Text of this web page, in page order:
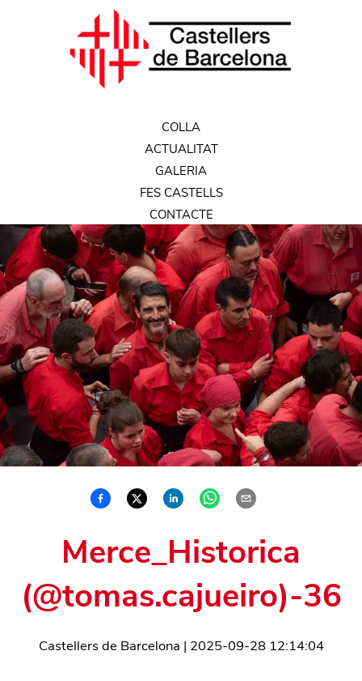
COLLA
ACTUALITAT
GALERIA
FES CASTELLS
CONTACTE
Merce_Historica
(@tomas.cajueiro)-36
Castellers de Barcelona | 2025-09-28 12:14:04